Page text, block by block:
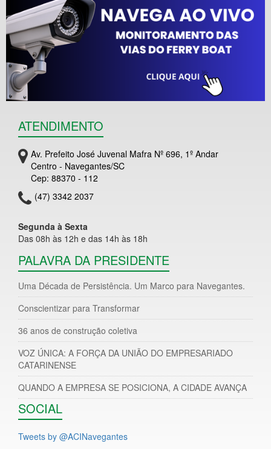
ATENDIMENTO
Av. Prefeito José Juvenal Mafra Nº 696, 1º Andar
Centro - Navegantes/SC
Cep: 88370 - 112
(47) 3342 2037
Segunda à Sexta
Das 08h às 12h e das 14h às 18h
PALAVRA DA PRESIDENTE
Uma Década de Persistência. Um Marco para Navegantes.
Conscientizar para Transformar
36 anos de construção coletiva
VOZ ÚNICA: A FORÇA DA UNIÃO DO EMPRESARIADO
CATARINENSE
QUANDO A EMPRESA SE POSICIONA, A CIDADE AVANÇA
SOCIAL
Tweets by @ACINavegantes